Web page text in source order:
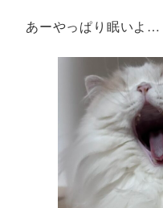
あーやっぱり眠いよ…